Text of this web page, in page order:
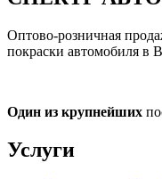
Оптово-розничная
покраски автомобиля в
Один из крупнейших
Услуги